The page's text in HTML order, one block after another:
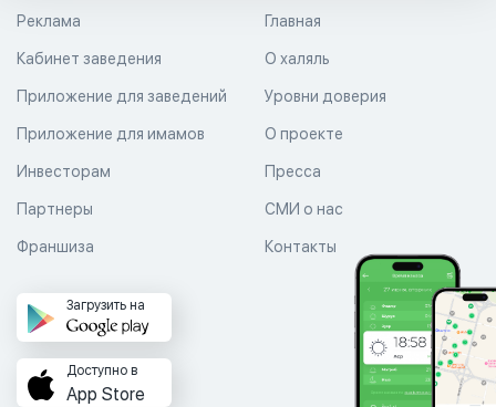
Главная
О халяль
Уровни доверия
Реклама
Кабинет заведения
Приложение для заведений
Приложение для имамов О проекте
Пресса
СМИ о нас
Контакты
Инвесторам
Партнеры
Франшиза
Загрузить на
Доступно в
App Store